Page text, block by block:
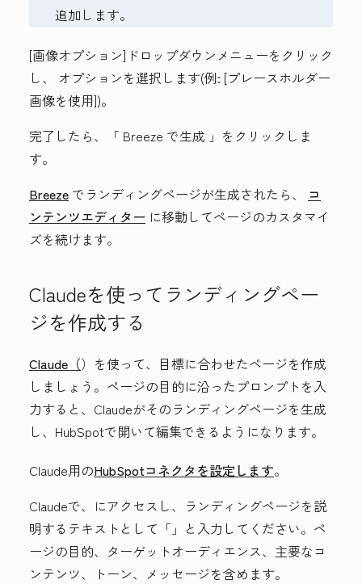
追加します。
[画像オプション]ドロップダウンメニューをクリック
し、 オプションを選択します(例: [プレースホルダー
画像を使用])。
完了したら、「 Breeze で生成 」をクリックしま
す。
Breeze でランディングページが生成されたら、 コ
ンテンツエディター に移動してページのカスタマイ
ズを続けます。
Claudeを使ってランディングペー
ジを作成する
Claude（）を使って、目標に合わせたページを作成
しましょう。ページの目的に沿ったプロンプトを入
力すると、Claudeがそのランディングページを生成
し、HubSpotで開いて編集できるようになります。
Claude用のHubSpotコネクタを設定します。
Claudeで、
にアクセスし、ランディングページを説
明するテキストとして「 」と入力してください。ペ
ージの目的、ターゲットオーディエンス、主要なコ
ンテンツ、トーン、メッセージを含めます。